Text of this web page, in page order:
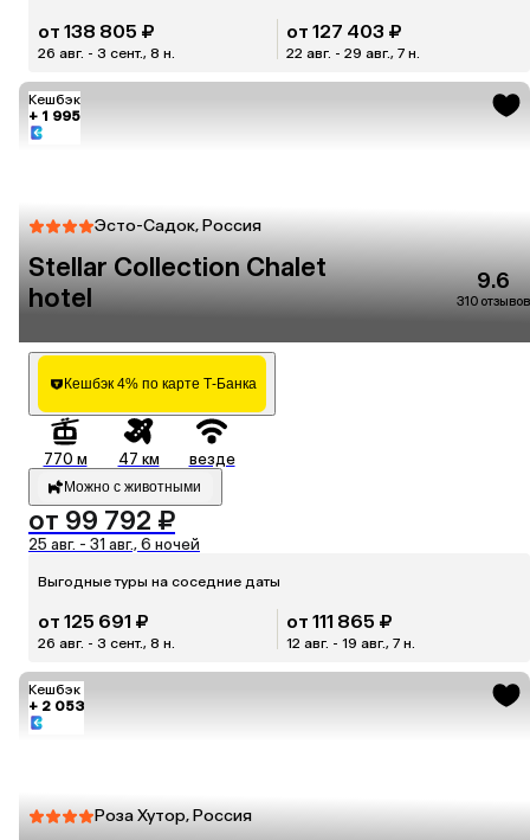
от 138 805 ₽
26 авг. - 3 сент., 8 н.
от 127 403 ₽
22 авг. - 29 авг., 7 н.
Кешбэк
+ 1 995
Эсто-Садок, Россия
Stellar Collection Chalet
hotel
9.6
310 отзывов
Кешбэк 4% по карте Т-Банка
770 м 47 км везде
Можно с животными
от 99 792 ₽
25 авг. - 31 авг., 6 ночей
Выгодные туры на соседние даты
от 125 691 ₽
26 авг. - 3 сент., 8 н.
от 111 865 ₽
12 авг. - 19 авг., 7 н.
Кешбэк
+ 2 053
Роза Хутор, Россия